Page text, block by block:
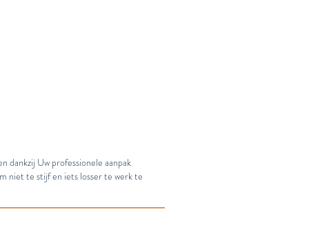
dankzij Uw professionele aanpak
niet te stijf en iets losser te werk te